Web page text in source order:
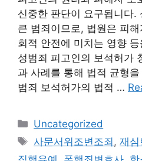
신중한 판단이 요구됩니다.
큰 범죄이므로, 법원은 피
회적 안전에 미치는 영향
성범죄 피고인의 보석허가
과 사례를 통해 법적 균형
범죄 보석허가의 법적 …
Categories
Uncategorized
Tags
사문서위조변조죄 ,재심